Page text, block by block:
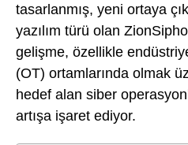
tasarlanmış, yeni ortaya
yazılım türü olan
gelişme, özellikle
(OT) ortamlarında olmak
hedef alan siber
artışa işaret ediyor.